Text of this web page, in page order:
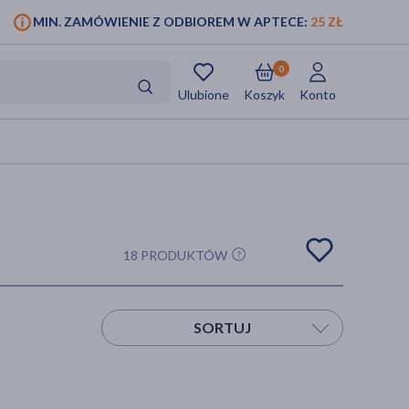
MIN. ZAMÓWIENIE Z ODBIOREM W APTECE: 25 ZŁ
Ulubione Koszyk
0
Konto
18 PRODUKTÓW
SORTUJ